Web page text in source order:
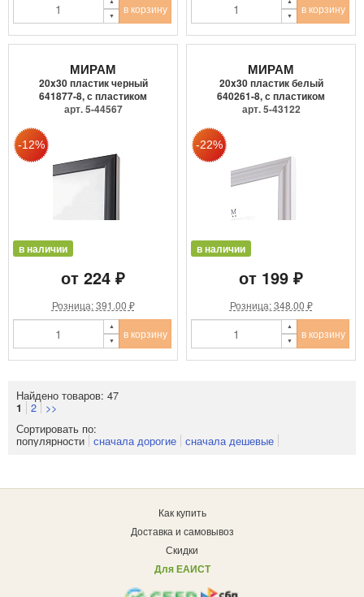
в корзину в корзину
МИРАМ
20x30 пластик черный
641877-8, с пластиком
арт. 5-44567
в наличии
от 224 ₽
Розница: 391.00 ₽
в корзину
МИРАМ
20x30 пластик белый
640261-8, с пластиком
арт. 5-43122
в наличии
от 199 ₽
Розница: 348.00 ₽
в корзину
Найдено товаров: 47
1 2
>>
Сортировать по:
популярности сначала дорогие сначала дешевые
Как купить
Доставка и самовывоз
Скидки
Для ЕАИСТ